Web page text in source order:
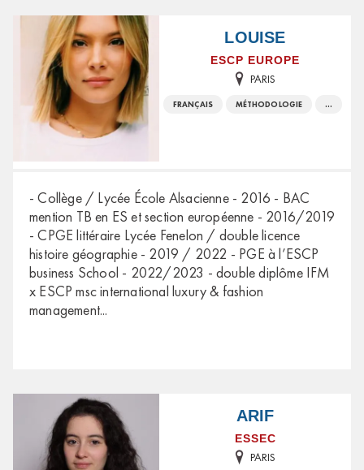
LOUISE
ESCP EUROPE
PARIS
FRANÇAIS MÉTHODOLOGIE ...
- Collège / Lycée École Alsacienne - 2016 - BAC
mention TB en ES et section européenne - 2016/2019
- CPGE littéraire Lycée Fenelon / double licence
histoire géographie - 2019 / 2022 - PGE à l’ESCP
business School - 2022/2023 - double diplôme IFM
x ESCP msc international luxury & fashion
management...
ARIF
ESSEC
PARIS